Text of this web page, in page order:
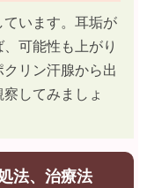
います。耳垢が
可能性も上がり
リン汗腺から出
してみましょ
法、治療法